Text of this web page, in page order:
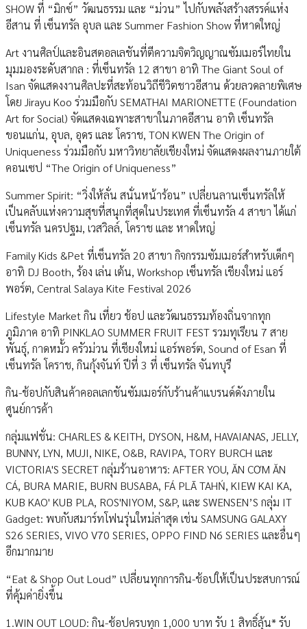
SHOW ที่ “มิกซ์” วัฒนธรรม และ “ม่วน” ไปกับพลังสร้างสรรค์แห่ง
อีสาน ที่ เซ็นทรัล อุบล และ Summer Fashion Show ที่หาดใหญ่
Art งานศิลป์และอินสตอลเลชันที่ตีความจิตวิญญาณซัมเมอร์ไทยใน
มุมมองระดับสากล : ที่เซ็นทรัล 12 สาขา อาทิ The Giant Soul of
Isan จัดแสดงงานศิลปะที่สะท้อนวิถีชีวิตชาวอีสาน ด้วยลวดลายพิเศษ
โดย Jirayu Koo ร่วมมือกับ SEMATHAI MARIONETTE (Foundation
Art for Social) จัดแสดงเฉพาะสาขาในภาคอีสาน อาทิ เซ็นทรัล
ขอนแก่น, อุบล, อุดร และ โคราช, TON KWEN ​The Origin of
Uniqueness ​ร่วมมือกับ มหาวิทยาลัยเชียงใหม่ จัดแสดงผลงานภายใต้
คอนเซป “The Origin of Uniqueness”
Summer Spirit: “วิ่งให้ลั่น สนั่นหน้าร้อน” เปลี่ยนลานเซ็นทรัลให้
เป็นคลับแห่งความสุขที่สนุกที่สุดในประเทศ ที่เซ็นทรัล 4 สาขา ได้แก่
เซ็นทรัล นครปฐม, เวสวิลล์, โคราช และ หาดใหญ่
Family Kids &Pet ที่เซ็นทรัล 20 สาขา กิจกรรมซัมเมอร์สำหรับเด็กๆ
อาทิ DJ Booth, ร้อง เล่น เต้น, Workshop เซ็นทรัล เชียงใหม่ แอร์
พอร์ต, Central Salaya Kite Festival 2026
Lifestyle Market กิน เที่ยว ช้อป และวัฒนธรรมท้องถิ่นจากทุก
ภูมิภาค อาทิ PINKLAO SUMMER FRUIT FEST​ รวมทุเรียน 7 สาย
พันธุ์, กาดหมั้ว ครัวม่วน ที่เชียงใหม่ แอร์พอร์ต, Sound of Esan ที่
เซ็นทรัล โคราช, กินกุ้งจันท์ ปีที่ 3 ที่ เซ็นทรัล จันทบุรี
กิน-ช้อปกับสินค้าคอลเลกชันซัมเมอร์กับร้านค้าแบรนด์ดังภายใน
ศูนย์การค้า
กลุ่มแฟชั่น: CHARLES & KEITH, DYSON, H&M, HAVAIANAS, JELLY,
BUNNY, LYN, MUJI, NIKE, O&B, RAVIPA, TORY BURCH และ
VICTORIA'S SECRET กลุ่มร้านอาหาร: AFTER YOU, ĂN CƠM ĂN
CÁ, BURA MARIE, BURN BUSABA, FÁ PLĀ TAHŃ, KIEW KAI KA,
KUB KAO' KUB PLA, ROS'NIYOM, S&P, และ SWENSEN’S กลุ่ม IT
Gadget: พบกับสมาร์ทโฟนรุ่นใหม่ล่าสุด เช่น SAMSUNG GALAXY
S26 SERIES, VIVO V70 SERIES, OPPO FIND N6 SERIES และอื่นๆ
อีกมากมาย
“Eat & Shop Out Loud” เปลี่ยนทุกการกิน-ช้อปให้เป็นประสบการณ์
ที่คุ้มค่ายิ่งขึ้น
1.WIN OUT LOUD: กิน-ช้อปครบทุก 1,000 บาท รับ 1 สิทธิ์ลุ้น* รับ